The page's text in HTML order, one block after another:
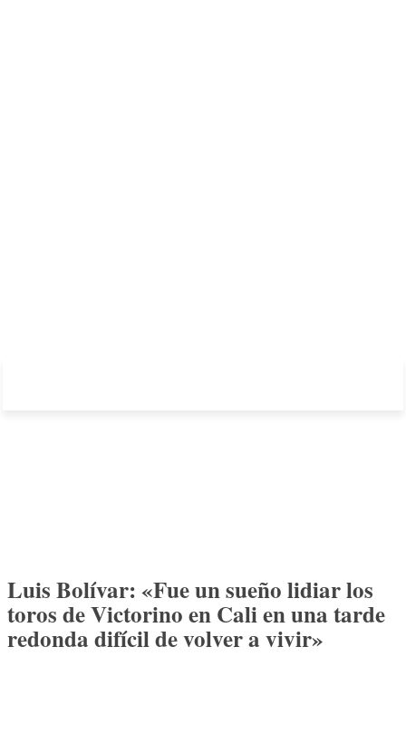
Luis Bolívar: «Fue un sueño lidiar los
toros de Victorino en Cali en una tarde
redonda difícil de volver a vivir»